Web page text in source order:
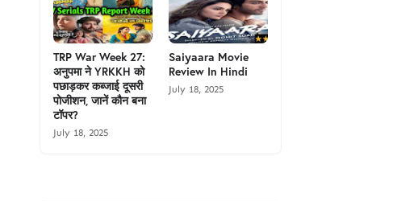
TRP War Week 27:
अनुपमा ने YRKKH को
पछाड़कर कब्जाई दूसरी
पोजीशन, जानें कौन बना
टॉपर?
July 18, 2025
Saiyaara Movie
Review In Hindi
July 18, 2025